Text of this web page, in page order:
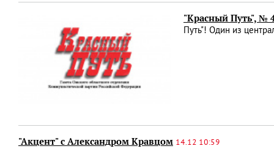
"Красный Путь", №
Путь"! Один из
"Акцент" с Александром Кравцом 14.12 10:59